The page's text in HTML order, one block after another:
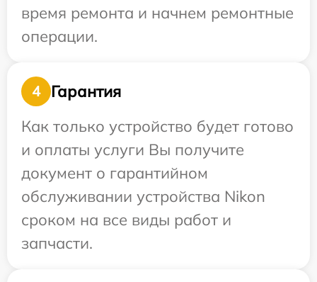
время ремонта и начнем ремонтные
операции.
4
Гарантия
Как только устройство будет готово
и оплаты услуги Вы получите
документ о гарантийном
обслуживании устройства Nikon
сроком на все виды работ и
запчасти.